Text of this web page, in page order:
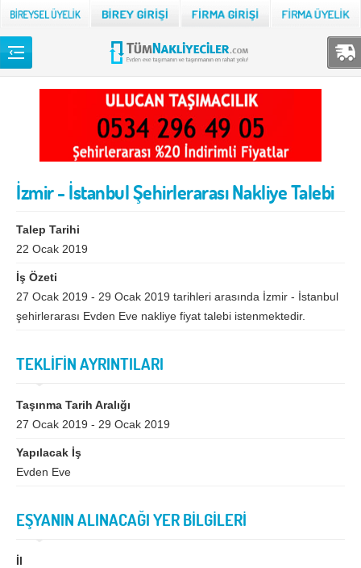
TÜM NAKLİYECİLER
Adıyaman
Ağrı
Aksaray Amasya
Ardahan
Aydın
Bingöl Bitlis
Bursa Çanakkale
Çankırı
Düzce Edirne
Back
İzmir - İstanbul Şehirlerarası Nakliye Talebi
Talep Tarihi
22 Ocak 2019
İş Özeti
27 Ocak 2019 - 29 Ocak 2019 tarihleri arasında İzmir - İstanbul
şehirlerarası Evden Eve nakliye fiyat talebi istenmektedir.
TEKLİFİN AYRINTILARI
Taşınma Tarih Aralığı
27 Ocak 2019 - 29 Ocak 2019
Yapılacak İş
Evden Eve
EŞYANIN ALINACAĞI YER BİLGİLERİ
İl